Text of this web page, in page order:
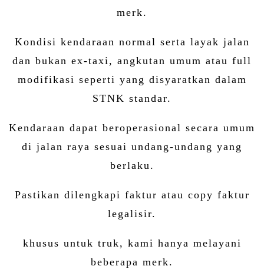
merk.
Kondisi kendaraan normal serta layak jalan
dan bukan ex-taxi, angkutan umum atau full
modifikasi seperti yang disyaratkan dalam
STNK standar.
Kendaraan dapat beroperasional secara umum
di jalan raya sesuai undang-undang yang
berlaku.
Pastikan dilengkapi faktur atau copy faktur
legalisir.
khusus untuk truk, kami hanya melayani
beberapa merk.